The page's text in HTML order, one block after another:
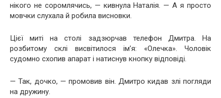
нікого не соромлячись, — кивнула Наталія. — А я просто
мовчки слухала й робила висновки.
Цієї миті на столі задзюрчав телефон Дмитра. На
розбитому склі висвітилося ім’я: «Олечка». Чоловік
судомно схопив апарат і натиснув кнопку відповіді.
— Так, дочко, — промовив він. Дмитро кидав злі погляди
на дружину.